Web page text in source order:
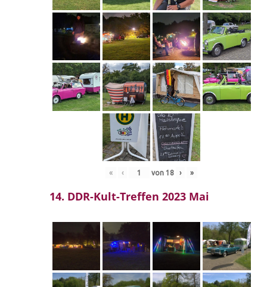
« ‹ von 18 › »
14. DDR-Kult-Treffen 2023 Mai